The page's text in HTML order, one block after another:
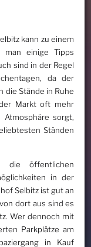
kann zu einem
man einige Tipps
sind in der Regel
da der
die Stände in Ruhe
Markt oft mehr
sorgt,
Ständen
die öffentlichen
in der
Selbitz ist gut an
dort aus sind es
Wer dennoch mit
Parkplätze am
in Kauf